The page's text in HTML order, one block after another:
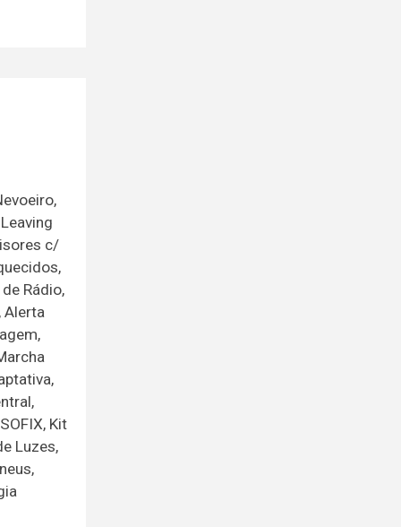
c/
Rádio,
Alerta
Kit
Luzes,